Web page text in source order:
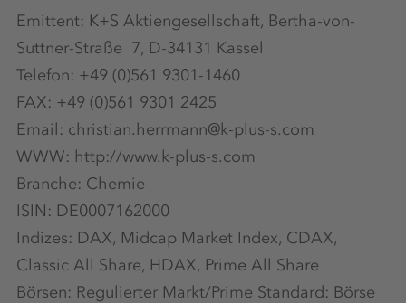
Emittent: K+S Aktiengesellschaft, Bertha-von-
Suttner-Straße 7, D-34131 Kassel
Telefon: +49 (0)561 9301-1460
FAX: +49 (0)561 9301 2425
Email: christian.herrmann@k-plus-s.com
WWW: http://www.k-plus-s.com
Branche: Chemie
ISIN: DE0007162000
Indizes: DAX, Midcap Market Index, CDAX,
Classic All Share, HDAX, Prime All Share
Börsen: Regulierter Markt/Prime Standard: Börse